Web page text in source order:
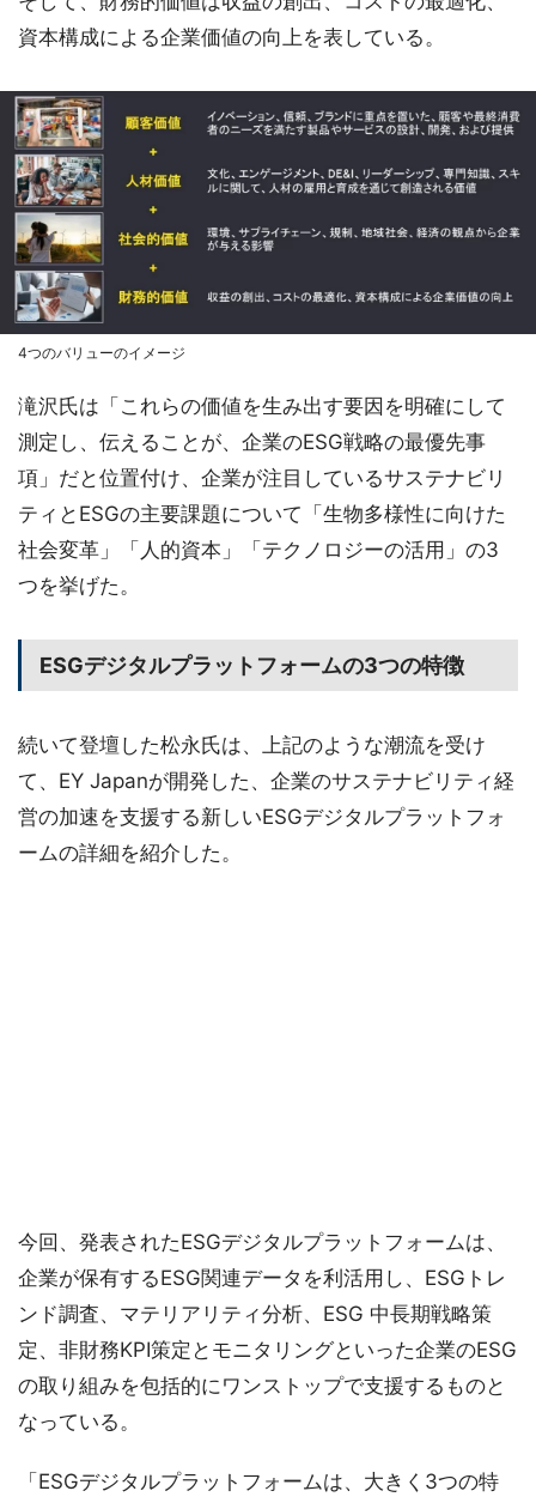
資本構成による企業価値の向上を表している。
4つのバリューのイメージ
滝沢氏は「これらの価値を生み出す要因を明確にして
測定し、伝えることが、企業のESG戦略の最優先事
項」だと位置付け、企業が注目しているサステナビリ
ティとESGの主要課題について「生物多様性に向けた
社会変革」「人的資本」「テクノロジーの活用」の3
つを挙げた。
ESGデジタルプラットフォームの3つの特徴
続いて登壇した松永氏は、上記のような潮流を受け
て、EY Japanが開発した、企業のサステナビリティ経
営の加速を支援する新しいESGデジタルプラットフォ
ームの詳細を紹介した。
今回、発表されたESGデジタルプラットフォームは、
企業が保有するESG関連データを利活用し、ESGトレ
ンド調査、マテリアリティ分析、ESG 中長期戦略策
定、非財務KPI策定とモニタリングといった企業のESG
の取り組みを包括的にワンストップで支援するものと
なっている。
「ESGデジタルプラットフォームは、大きく3つの特